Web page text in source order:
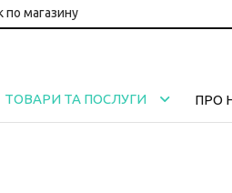
ТОВАРИ ТА ПОСЛУГИ ПРО